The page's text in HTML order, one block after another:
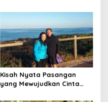
Kisah Nyata Pasangan
yang Mewujudkan Cinta